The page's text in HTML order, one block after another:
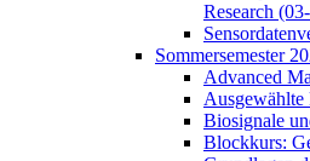
Research
Sommersemester
Advanced
Ausgewählte
Biosignale
Blockkurs: